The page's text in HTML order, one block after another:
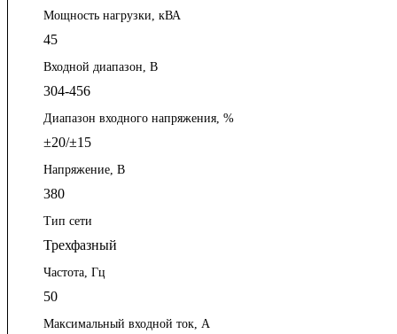
Мощность нагрузки, кВА
45
Входной диапазон, В
304-456
Диапазон входного напряжения, %
±20/±15
Напряжение, В
380
Тип сети
Трехфазный
Частота, Гц
50
Максимальный входной ток, А